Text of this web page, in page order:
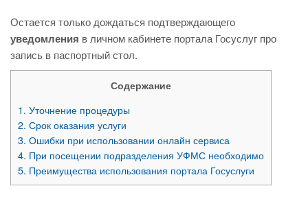
Остается только дождаться подтверждающего
уведомления в личном кабинете портала Госуслуг про
запись в паспортный стол.
Содержание
1. Уточнение процедуры
2. Срок оказания услуги
3. Ошибки при использовании онлайн сервиса
4. При посещении подразделения УФМС необходимо
5. Преимущества использования портала Госуслуги